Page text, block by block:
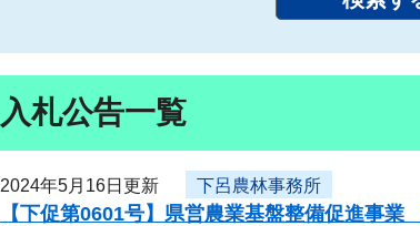
入札公告一覧
2024年5月16日更新 下呂農林事務所
【下促第0601号】県営農業基盤整備促進事